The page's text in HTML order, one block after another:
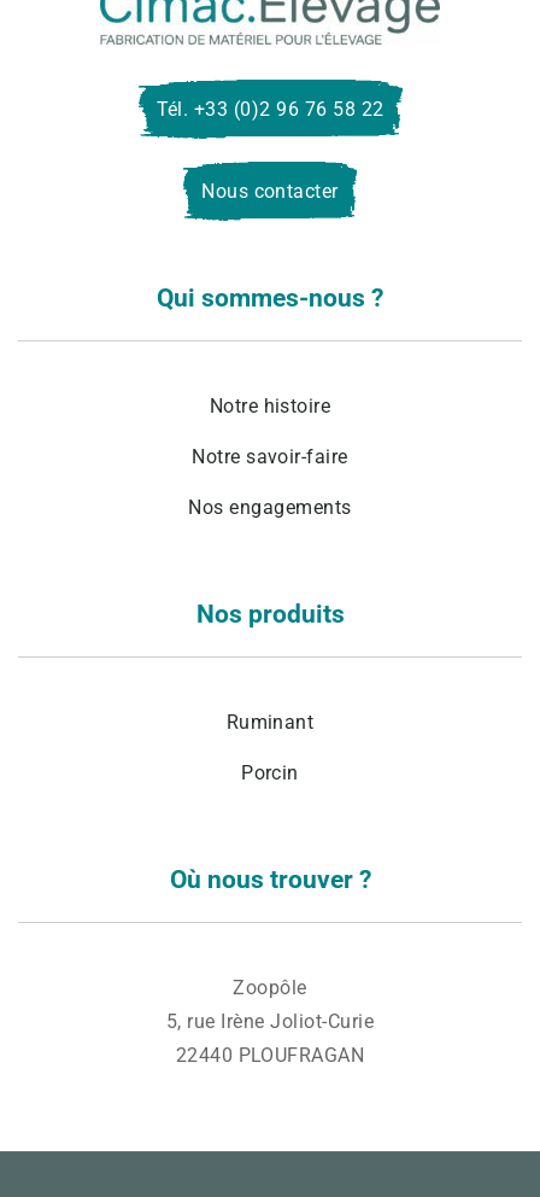
Tél. +33 (0)2 96 76 58 22
Nous contacter
Qui sommes-nous ?
Notre histoire
Notre savoir-faire
Nos engagements
Nos produits
Ruminant
Porcin
Où nous trouver ?
Zoopôle
5, rue Irène Joliot-Curie
22440 PLOUFRAGAN